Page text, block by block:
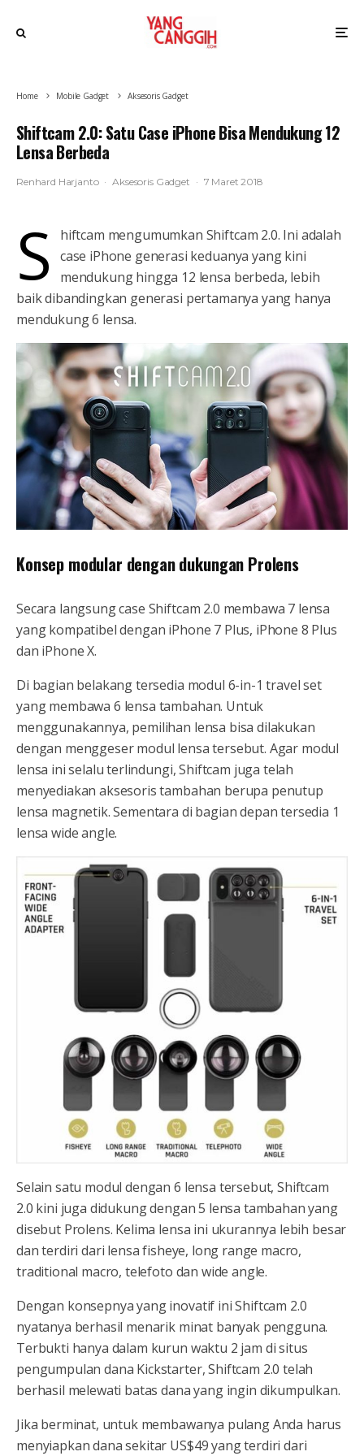
Home Mobile Gadget Aksesoris Gadget
Shiftcam 2.0: Satu Case iPhone Bisa Mendukung 12
Lensa Berbeda
Renhard Harjanto · Aksesoris Gadget · 7 Maret 2018
S
hiftcam mengumumkan Shiftcam 2.0. Ini adalah
case iPhone generasi keduanya yang kini
mendukung hingga 12 lensa berbeda, lebih
baik dibandingkan generasi pertamanya yang hanya
mendukung 6 lensa.
Konsep modular dengan dukungan Prolens
Secara langsung case Shiftcam 2.0 membawa 7 lensa
yang kompatibel dengan iPhone 7 Plus, iPhone 8 Plus
dan iPhone X.
Di bagian belakang tersedia modul 6-in-1 travel set
yang membawa 6 lensa tambahan. Untuk
menggunakannya, pemilihan lensa bisa dilakukan
dengan menggeser modul lensa tersebut. Agar modul
lensa ini selalu terlindungi, Shiftcam juga telah
menyediakan aksesoris tambahan berupa penutup
lensa magnetik. Sementara di bagian depan tersedia 1
lensa wide angle.
Selain satu modul dengan 6 lensa tersebut, Shiftcam
2.0 kini juga didukung dengan 5 lensa tambahan yang
disebut Prolens. Kelima lensa ini ukurannya lebih besar
dan terdiri dari lensa fisheye, long range macro,
traditional macro, telefoto dan wide angle.
Dengan konsepnya yang inovatif ini Shiftcam 2.0
nyatanya berhasil menarik minat banyak pengguna.
Terbukti hanya dalam kurun waktu 2 jam di situs
pengumpulan dana Kickstarter, Shiftcam 2.0 telah
berhasil melewati batas dana yang ingin dikumpulkan.
Jika berminat, untuk membawanya pulang Anda harus
menyiapkan dana sekitar US$49 yang terdiri dari